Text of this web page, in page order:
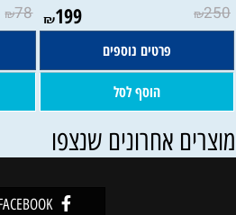
₪250
₪199
פרטים נוספים
הוסף לסל
₪78
אחרונים שנצפו
FACEBOOK